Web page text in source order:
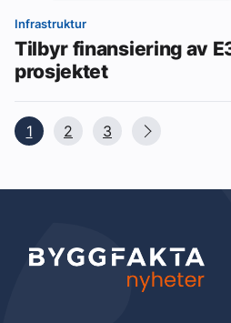
Infrastruktur
Tilbyr finansiering av
prosjektet
1 2 3